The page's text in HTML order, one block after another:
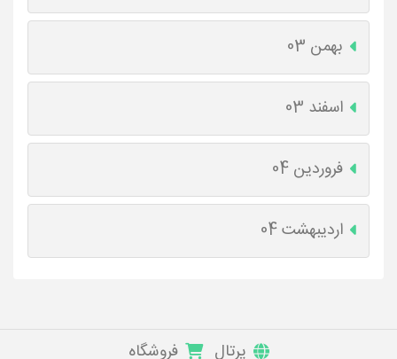
بهمن 03
اسفند 03
فروردین 04
اردیبهشت 04
پرتال فروشگاه